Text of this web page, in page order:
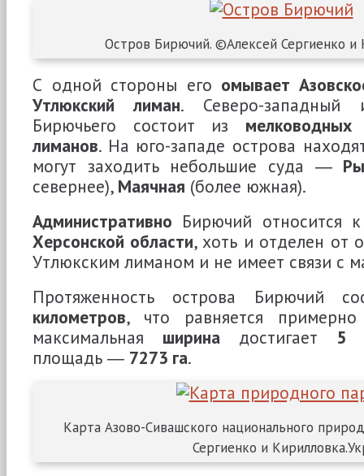
Остров Бирючий. ©Алексей Сергиенко и
С одной стороны его омывает
Утлюкский лиман. Северо-
Бирючьего состоит из
лиманов. На юго-западе острова
могут заходить небольшие суда ―
севернее), Маячная (более южная).
Административно Бирючий относится
Херсонской области, хоть и отделен от
Утлюкским лиманом и не имеет связи с
Протяженность острова Бирючий
километров, что равняется
максимальная ширина достигает 5
площадь ― 7273 га.
Карта Азово-Сивашского национального
Сергиенко и